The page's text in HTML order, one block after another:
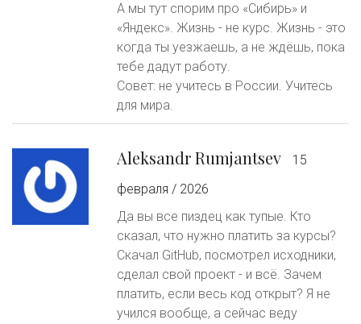
А мы тут спорим про «Сибирь» и
«Яндекс». Жизнь - не курс. Жизнь - это
когда ты уезжаешь, а не ждёшь, пока
тебе дадут работу.
Совет: не учитесь в России. Учитесь
для мира.
Aleksandr Rumjantsev
15
февраля / 2026
Да вы все пиздец как тупые. Кто
сказал, что нужно платить за курсы?
Скачал GitHub, посмотрел исходники,
сделал свой проект - и всё. Зачем
платить, если весь код открыт? Я не
учился вообще, а сейчас веду